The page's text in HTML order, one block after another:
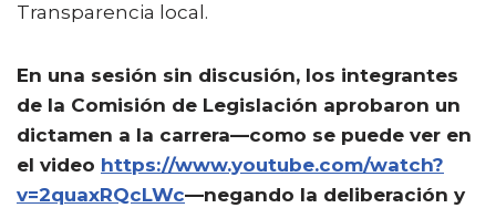
Transparencia local.
En una sesión sin discusión, los integrantes
de la Comisión de Legislación aprobaron un
dictamen a la carrera—como se puede ver en
el video https://www.youtube.com/watch?
v=2quaxRQcLWc—negando la deliberación y